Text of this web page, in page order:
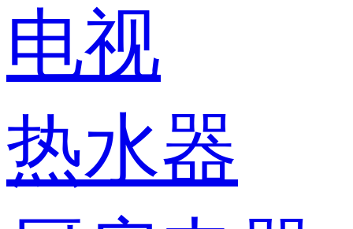
电视
热水器